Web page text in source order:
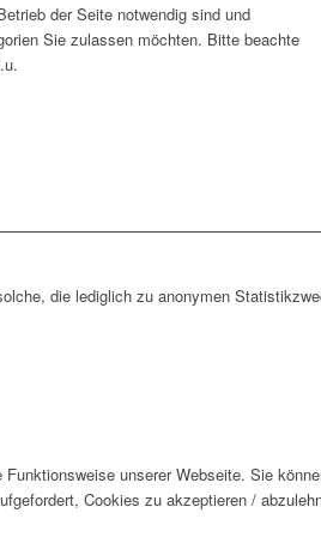
der Seite notwendig sind und
Sie zulassen möchten. Bitte beachte
die lediglich zu anonymen
unserer Webseite. Sie
Cookies zu akzeptieren /